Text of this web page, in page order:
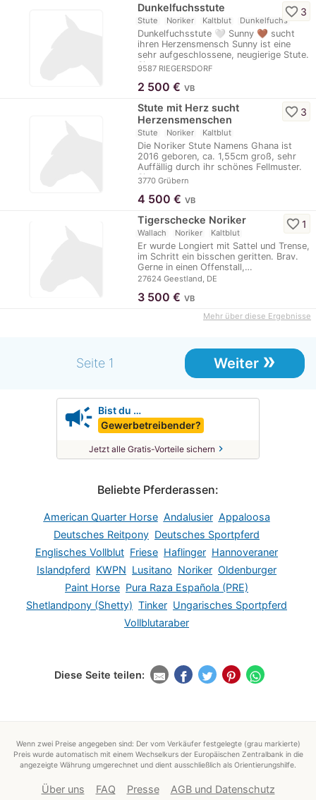
Dunkelfuchsstute
Stute Noriker Kaltblut Dunkelfuchs
Dunkelfuchsstute 🤍 Sunny 🤎 sucht
ihren Herzensmensch Sunny ist eine
sehr aufgeschlossene, neugierige Stute.
Sie…
9587 RIEGERSDORF
favorite_border 3
2 500 € VB
Stute mit Herz sucht
Herzensmenschen
Stute Noriker Kaltblut
Die Noriker Stute Namens Ghana ist
2016 geboren, ca. 1,55cm groß, sehr
Auffällig durch ihr schönes Fellmuster.
Sie…
3770 Grübern
favorite_border 3
4 500 € VB
Tigerschecke Noriker
Wallach Noriker Kaltblut
Er wurde Longiert mit Sattel und Trense,
im Schritt ein bisschen geritten. Brav.
Gerne in einen Offenstall,…
27624 Geestland, DE
favorite_border1
3 500 € VB
Mehr über diese Ergebnisse
Seite 1 Weiter »
campaign Bist du …
Gewerbetreibender?
Jetzt alle Gratis-Vorteile sichern chevron_right
Beliebte Pferderassen:
American Quarter Horse Andalusier Appaloosa
Deutsches Reitpony Deutsches Sportpferd
Englisches Vollblut Friese Haflinger Hannoveraner
Islandpferd KWPN Lusitano Noriker Oldenburger
Paint Horse Pura Raza Española (PRE)
Shetlandpony (Shetty) Tinker Ungarisches Sportpferd
Vollblutaraber
Diese Seite teilen:
Wenn zwei Preise angegeben sind: Der vom Verkäufer festgelegte (grau markierte)
Preis wurde automatisch mit einem Wechselkurs der Europäischen Zentralbank in die
angezeigte Währung umgerechnet und dient ausschließlich als Orientierungshilfe.
Über uns FAQ Presse
AGB und Datenschutz